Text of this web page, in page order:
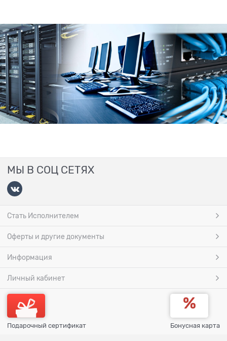
МЫ В СОЦ СЕТЯХ
Стать Исполнителем
Оферты и другие документы
Информация
Личный кабинет
Подарочный сертификат Бонусная карта